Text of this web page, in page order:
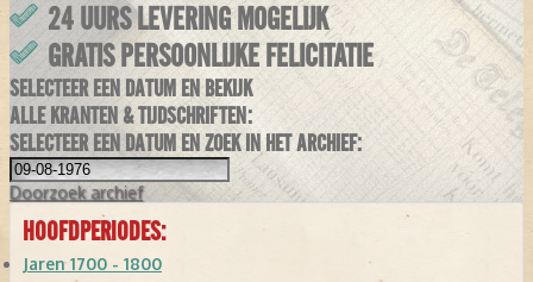
24 UURS LEVERING MOGELIJK
GRATIS PERSOONLIJKE FELICITATIE
SELECTEER EEN DATUM EN BEKIJK
ALLE KRANTEN & TIJDSCHRIFTEN:
SELECTEER EEN DATUM EN ZOEK IN HET ARCHIEF:
Doorzoek archief
HOOFDPERIODES:
Jaren 1700 - 1800